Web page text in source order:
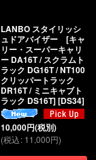
LANBO スタイリッシ
ュドアバイザー [キャ
リー・スーパーキャリ
ー DA16T / スクラムト
ラック DG16T / NT100
クリッパートラック
DR16T / ミニキャブト
ラック DS16T] [DS34]
10,000円(税別)
(税込: 11,000円)